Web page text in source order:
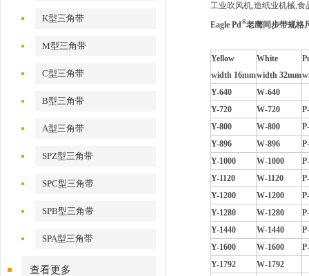
K型三角带
M型三角带
C型三角带
B型三角带
A型三角带
SPZ型三角带
SPC型三角带
SPB型三角带
SPA型三角带
查看更多
工业吹风机,造纸业机械,
Eagle Pd®老鹰同步带规格
Yellow
width 16mm
White
width 32mm
P
Y-640
W-640
Y-720
W-720
Y-800
W-800
Y-896
W-896
Y-1000
W-1000
Y-1120
W-1120
Y-1200
W-1200
Y-1280
W-1280
Y-1440
W-1440
Y-1600
W-1600
Y-1792
W-1792